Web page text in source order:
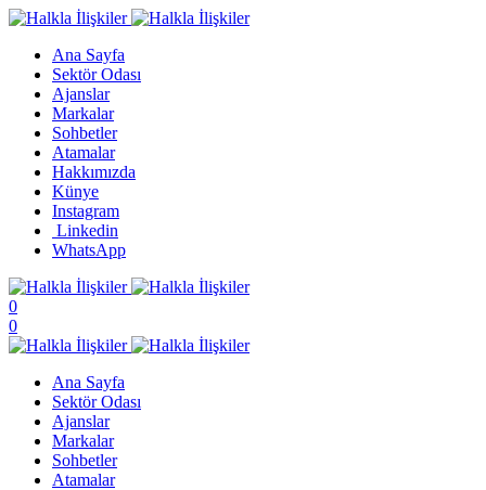
Ana Sayfa
Sektör Odası
Ajanslar
Markalar
Sohbetler
Atamalar
Hakkımızda
Künye
Instagram
Linkedin
WhatsApp
0
0
Ana Sayfa
Sektör Odası
Ajanslar
Markalar
Sohbetler
Atamalar